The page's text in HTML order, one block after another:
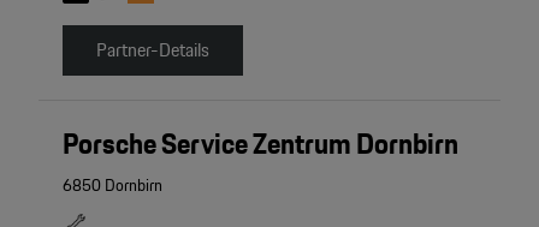
Partner-Details
Porsche Service Zentrum Dornbirn
6850 Dornbirn